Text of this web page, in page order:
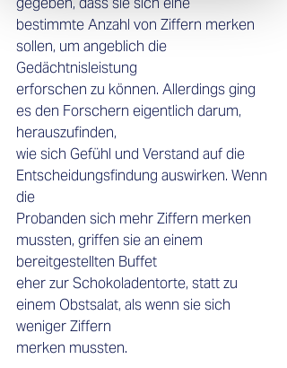
bestimmte Anzahl von Ziffern merken
sollen, um angeblich die
Gedächtnisleistung
erforschen zu können. Allerdings ging
es den Forschern eigentlich darum,
herauszufinden,
wie sich Gefühl und Verstand auf die
Entscheidungsfindung auswirken. Wenn
die
Probanden sich mehr Ziffern merken
mussten, griffen sie an einem
bereitgestellten Buffet
eher zur Schokoladentorte, statt zu
einem Obstsalat, als wenn sie sich
weniger Ziffern
merken mussten.